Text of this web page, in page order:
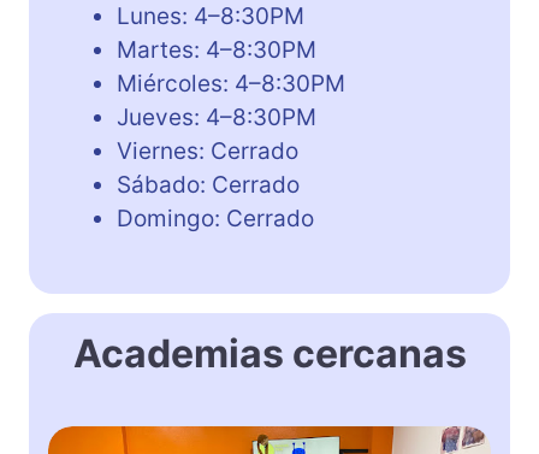
Lunes: 4–8:30PM
Martes: 4–8:30PM
Miércoles: 4–8:30PM
Jueves: 4–8:30PM
Viernes: Cerrado
Sábado: Cerrado
Domingo: Cerrado
Academias cercanas
F